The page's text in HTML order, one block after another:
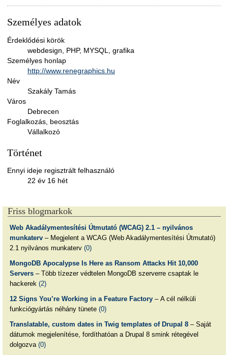
Személyes adatok
Érdeklődési körök
webdesign, PHP, MYSQL, grafika
Személyes honlap
http://www.renegraphics.hu
Név
Szakály Tamás
Város
Debrecen
Foglalkozás, beosztás
Vállalkozó
Történet
Ennyi ideje regisztrált felhasználó
22 év 16 hét
Friss blogmarkok
Web Akadálymentesítési Útmutató (WCAG) 2.1 – nyilvános
munkaterv– Megjelent a WCAG (Web Akadálymentesítési Útmutató)
2.1 nyilvános munkaterv (0)
MongoDB Apocalypse Is Here as Ransom Attacks Hit 10,000
Servers– Több tízezer védtelen MongoDB szerverre csaptak le
hackerek (2)
12 Signs You’re Working in a Feature Factory– A cél nélküli
funkciógyártás néhány tünete (0)
Translatable, custom dates in Twig templates of Drupal 8– Saját
dátumok megjelenítése, fordíthatóan a Drupal 8 smink rétegével
dolgozva (0)